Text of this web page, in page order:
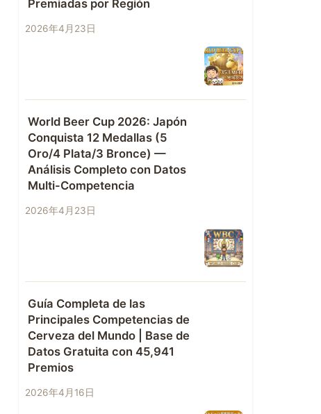
Premiadas por Región
2026年4月23日
World Beer Cup 2026: Japón
Conquista 12 Medallas (5
Oro/4 Plata/3 Bronce) —
Análisis Completo con Datos
Multi-Competencia
2026年4月23日
Guía Completa de las
Principales Competencias de
Cerveza del Mundo | Base de
Datos Gratuita con 45,941
Premios
2026年4月16日